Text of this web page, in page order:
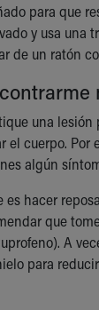
para que
y usa una
de un ratón
una lesión
el cuerpo. Por
algún
es hacer
que
A
para